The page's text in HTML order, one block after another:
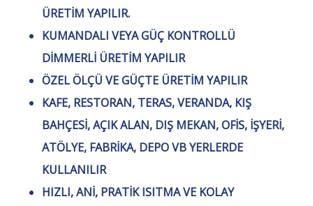
ÜRETİM YAPILIR.
KUMANDALI VEYA GÜÇ KONTROLLÜ
DİMMERLİ ÜRETİM YAPILIR
ÖZEL ÖLÇÜ VE GÜÇTE ÜRETİM YAPILIR
KAFE, RESTORAN, TERAS, VERANDA, KIŞ
BAHÇESİ, AÇIK ALAN, DIŞ MEKAN, OFİS, İŞYERİ,
ATÖLYE, FABRİKA, DEPO VB YERLERDE
KULLANILIR
HIZLI, ANİ, PRATİK ISITMA VE KOLAY